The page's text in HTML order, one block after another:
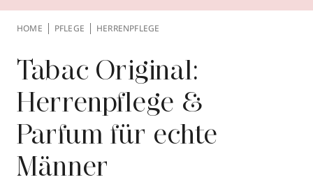
Behandlungen
Über YBPN
Aktionen
Storefinder
HOME PFLEGE HERRENPFLEGE
Tabac Original:
Herrenpflege &
Parfum für echte
Männer